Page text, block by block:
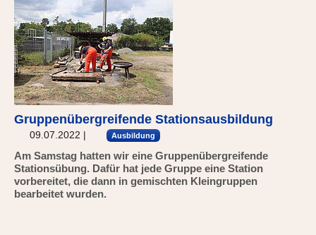
Gruppenübergreifende Stationsausbildung
09.07.2022 | Ausbildung
Am Samstag hatten wir eine Gruppenübergreifende
Stationsübung. Dafür hat jede Gruppe eine Station
vorbereitet, die dann in gemischten Kleingruppen
bearbeitet wurden.